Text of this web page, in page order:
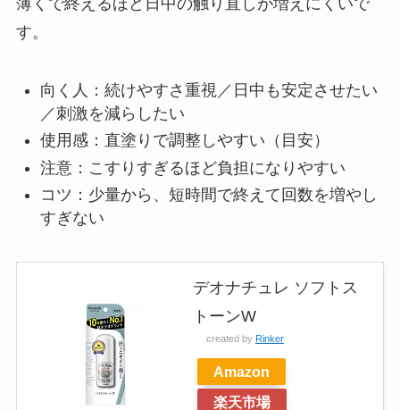
す。
向く人：続けやすさ重視／日中も安定させたい
／刺激を減らしたい
使用感：直塗りで調整しやすい（目安）
注意：こすりすぎるほど負担になりやすい
コツ：少量から、短時間で終えて回数を増やし
すぎない
デオナチュレ ソフトス
トーンW
created by Rinker
Amazon
楽天市場